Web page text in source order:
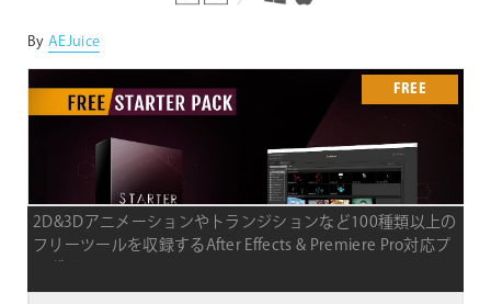
By AEJuice
FREE
2D&3Dアニメーションやトランジションなど100種類以上の
フリーツールを収録するAfter Effects & Premiere Pro対応プ